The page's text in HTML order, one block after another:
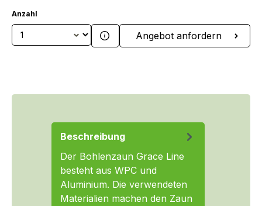
Anzahl
Produkt Anzahl: Gib denAngebot anfordern
Beschreibung
Der Bohlenzaun Grace Line
besteht aus WPC und
Aluminium. Die verwendeten
Materialien machen den Zaun